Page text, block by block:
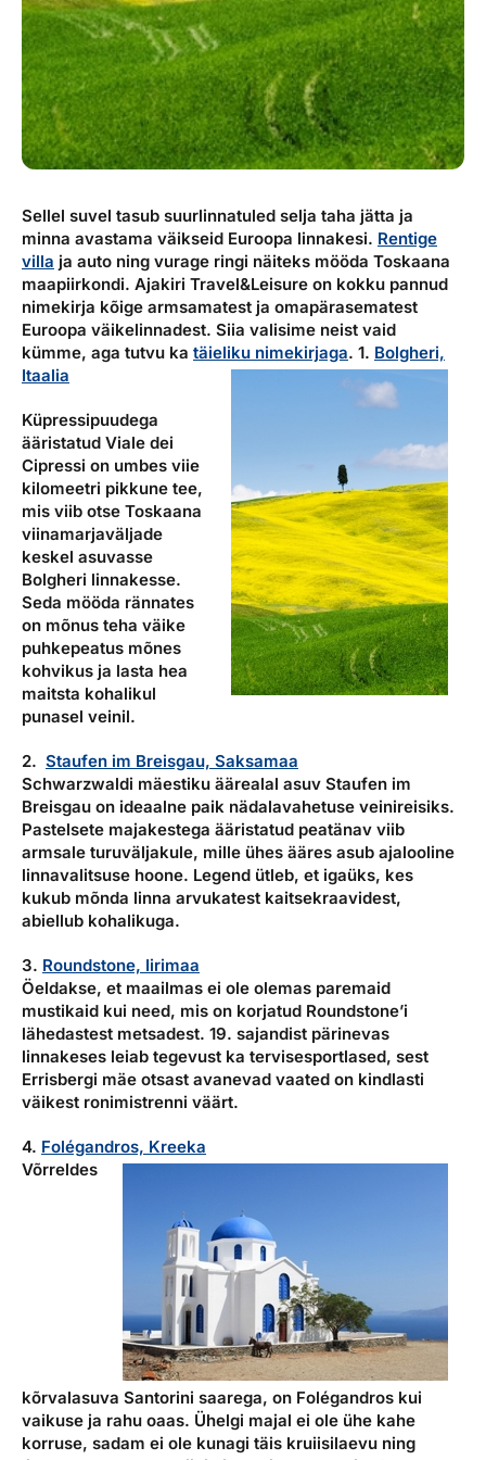
Sellel suvel tasub suurlinnatuled selja taha jätta ja
minna avastama väikseid Euroopa linnakesi. Rentige
villa ja auto ning vurage ringi näiteks mööda Toskaana
maapiirkondi. Ajakiri Travel&Leisure on kokku pannud
nimekirja kõige armsamatest ja omapärasematest
Euroopa väikelinnadest. Siia valisime neist vaid
kümme, aga tutvu ka täieliku nimekirjaga. 1. Bolgheri,
Itaalia
Küpressipuudega
ääristatud Viale dei
Cipressi on umbes viie
kilomeetri pikkune tee,
mis viib otse Toskaana
viinamarjaväljade
keskel asuvasse
Bolgheri linnakesse.
Seda mööda rännates
on mõnus teha väike
puhkepeatus mõnes
kohvikus ja lasta hea
maitsta kohalikul
punasel veinil.
2. Staufen im Breisgau, Saksamaa
Schwarzwaldi mäestiku äärealal asuv Staufen im
Breisgau on ideaalne paik nädalavahetuse veinireisiks.
Pastelsete majakestega ääristatud peatänav viib
armsale turuväljakule, mille ühes ääres asub ajalooline
linnavalitsuse hoone. Legend ütleb, et igaüks, kes
kukub mõnda linna arvukatest kaitsekraavidest,
abiellub kohalikuga.
3. Roundstone, Iirimaa
Öeldakse, et maailmas ei ole olemas paremaid
mustikaid kui need, mis on korjatud Roundstone’i
lähedastest metsadest. 19. sajandist pärinevas
linnakeses leiab tegevust ka tervisesportlased, sest
Errisbergi mäe otsast avanevad vaated on kindlasti
väikest ronimistrenni väärt.
4. Folégandros, Kreeka
Võrreldes
kõrvalasuva Santorini saarega, on Folégandros kui
vaikuse ja rahu oaas. Ühelgi majal ei ole ühe kahe
korruse, sadam ei ole kunagi täis kruiisilaevu ning